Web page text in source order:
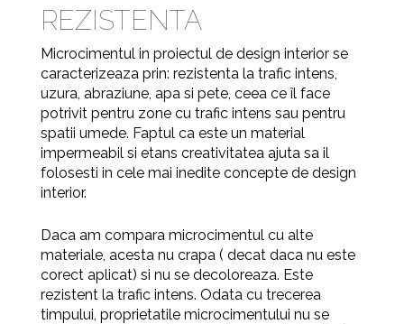
REZISTENTA
Microcimentul in proiectul de design interior se
caracterizeaza prin: rezistenta la trafic intens,
uzura, abraziune, apa si pete, ceea ce îl face
potrivit pentru zone cu trafic intens sau pentru
spatii umede. Faptul ca este un material
impermeabil si etans creativitatea ajuta sa il
folosesti in cele mai inedite concepte de design
interior.
Daca am compara microcimentul cu alte
materiale, acesta nu crapa ( decat daca nu este
corect aplicat) si nu se decoloreaza. Este
rezistent la trafic intens. Odata cu trecerea
timpului, proprietatile microcimentului nu se